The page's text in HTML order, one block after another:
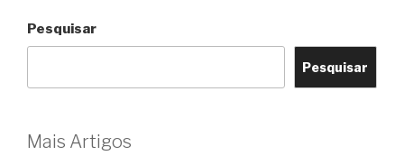
Pesquisar
Pesquisar
Mais Artigos